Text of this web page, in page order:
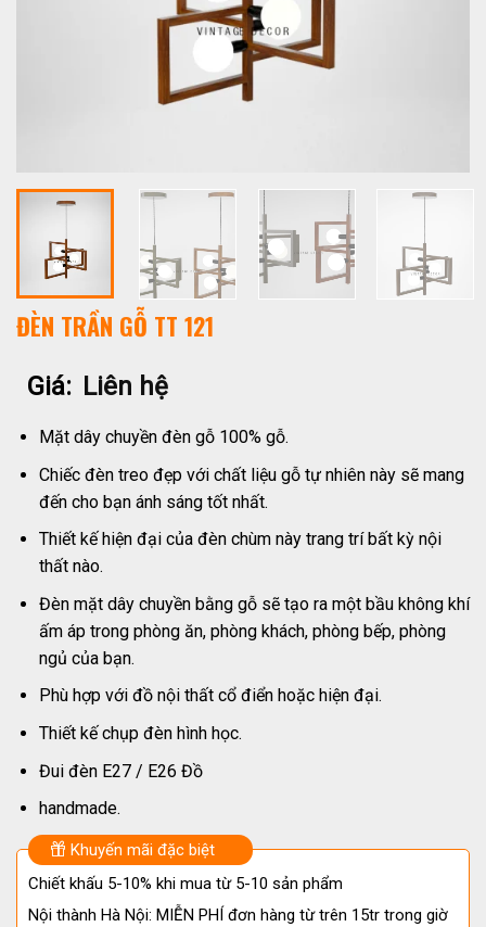
ĐÈN TRẦN GỖ TT 121
Giá: Liên hệ
Mặt dây chuyền đèn gỗ 100% gỗ.
Chiếc đèn treo đẹp với chất liệu gỗ tự nhiên này sẽ mang
đến cho bạn ánh sáng tốt nhất.
Thiết kế hiện đại của đèn chùm này trang trí bất kỳ nội
thất nào.
Đèn mặt dây chuyền bằng gỗ sẽ tạo ra một bầu không khí
ấm áp trong phòng ăn, phòng khách, phòng bếp, phòng
ngủ của bạn.
Phù hợp với đồ nội thất cổ điển hoặc hiện đại.
Thiết kế chụp đèn hình học.
Đui đèn E27 / E26 Đồ
handmade.
Khuyến mãi đặc biệt
Chiết khấu 5-10% khi mua từ 5-10 sản phẩm
Nội thành Hà Nội: MIỄN PHÍ đơn hàng từ trên 15tr trong giờ